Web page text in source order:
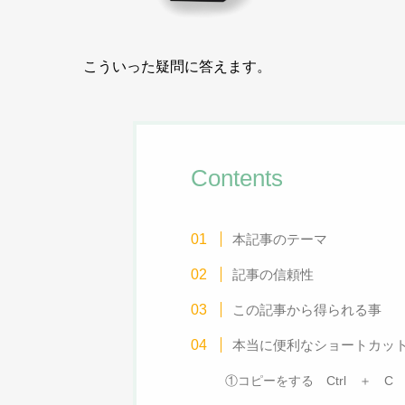
こういった疑問に答えます。
Contents
本記事のテーマ
記事の信頼性
この記事から得られる事
本当に便利なショートカッ
①コピーをする Ctrl ＋ C